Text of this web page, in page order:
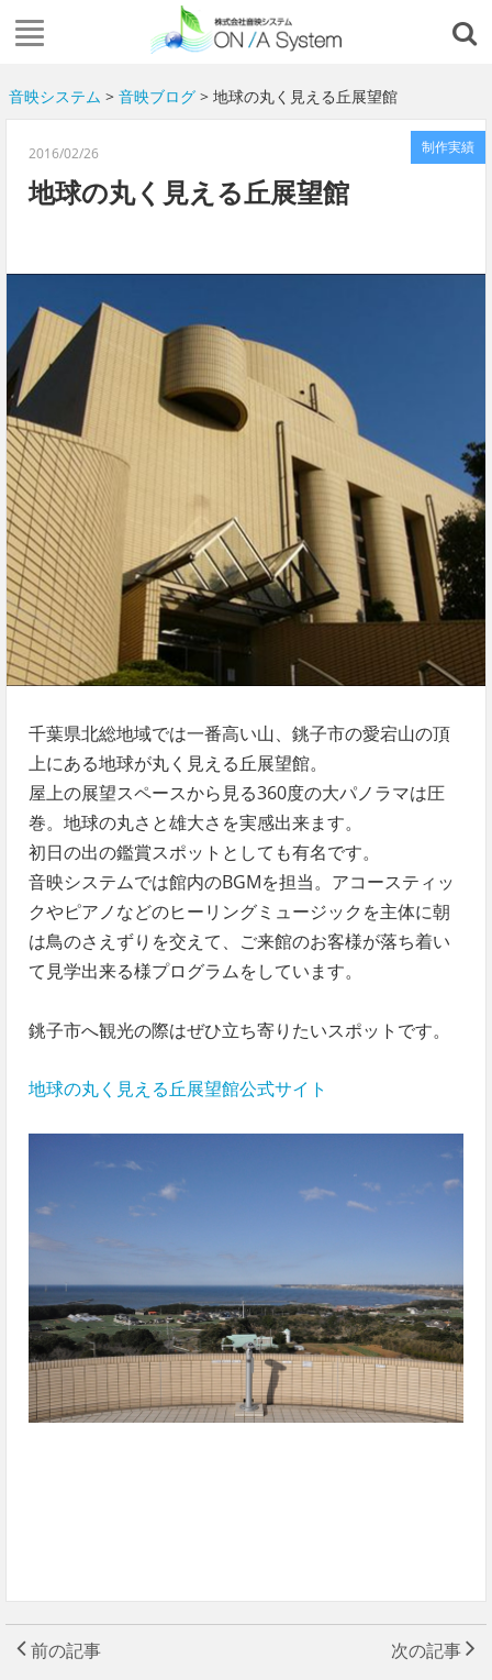
音映システム > 音映ブログ> 地球の丸く見える丘展望館
制作実績
2016/02/26
地球の丸く見える丘展望館
千葉県北総地域では一番高い山、銚子市の愛宕山の頂
上にある地球が丸く見える丘展望館。
屋上の展望スペースから見る360度の大パノラマは圧
巻。地球の丸さと雄大さを実感出来ます。
初日の出の鑑賞スポットとしても有名です。
音映システムでは館内のBGMを担当。アコースティッ
クやピアノなどのヒーリングミュージックを主体に朝
は鳥のさえずりを交えて、ご来館のお客様が落ち着い
て見学出来る様プログラムをしています。
銚子市へ観光の際はぜひ立ち寄りたいスポットです。
地球の丸く見える丘展望館公式サイト
前の記事 次の記事